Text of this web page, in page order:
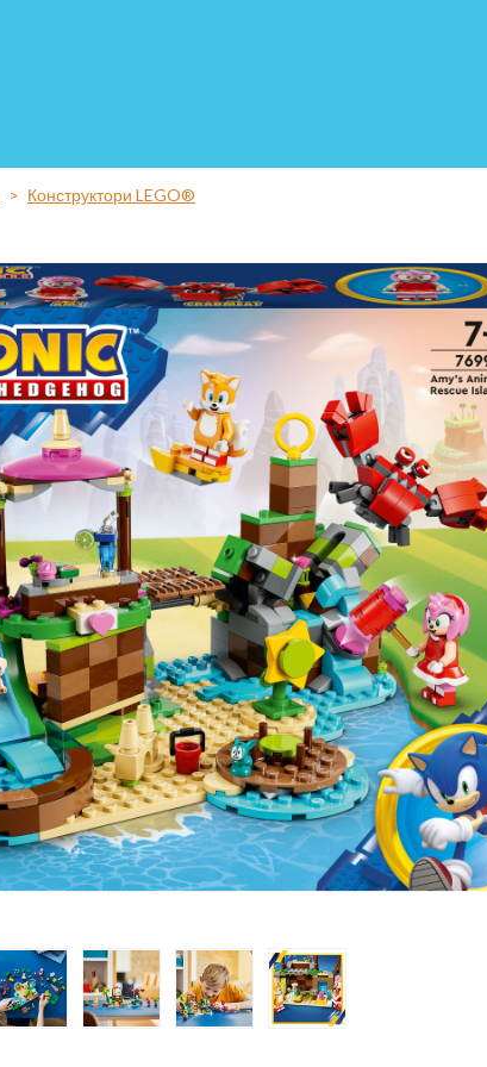
Конструктори LEGO®